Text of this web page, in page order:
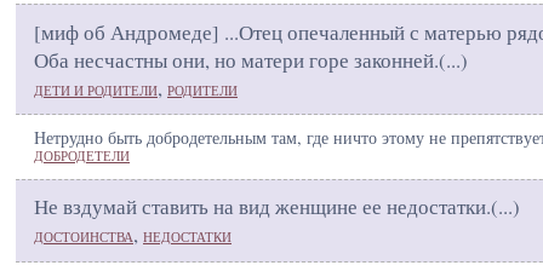
[миф об Андромеде] ...Отец опечаленный с матерью
Оба несчастны они, но матери горе законней.(...)
ДЕТИ И РОДИТЕЛИ, РОДИТЕЛИ
Нетрудно быть добродетельным там, где ничто этому не
ДОБРОДЕТЕЛИ
Не вздумай ставить на вид женщине ее недостатки.(...)
ДОСТОИНСТВА, НЕДОСТАТКИ